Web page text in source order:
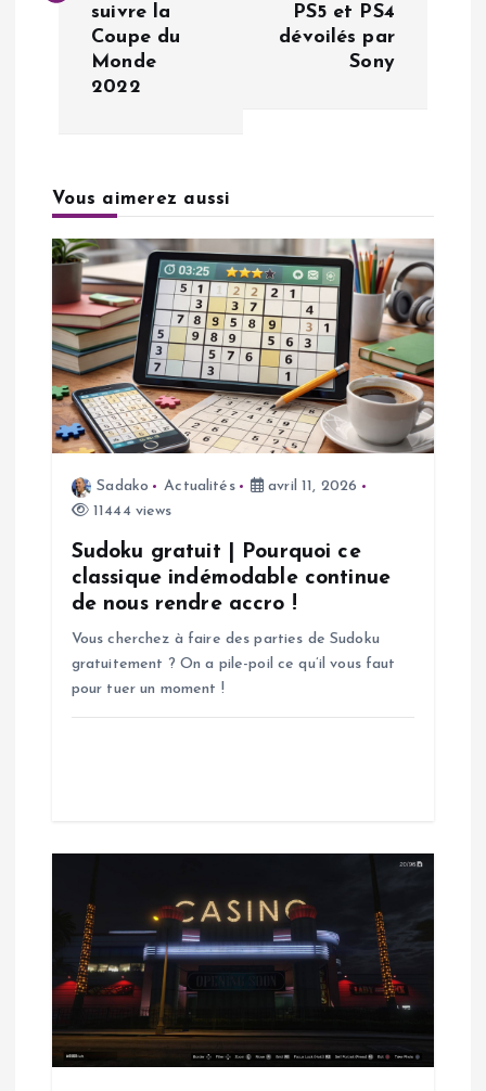
t
o
n
d
e
suivre la
Coupe du
Monde
2022
PS5 et PS4
dévoilés par
Sony
Vous aimerez aussi
Sadako Actualités
avril 11, 2026
11444 views
Sudoku gratuit | Pourquoi ce
classique indémodable continue
de nous rendre accro !
Vous cherchez à faire des parties de Sudoku
gratuitement ? On a pile-poil ce qu’il vous faut
pour tuer un moment !